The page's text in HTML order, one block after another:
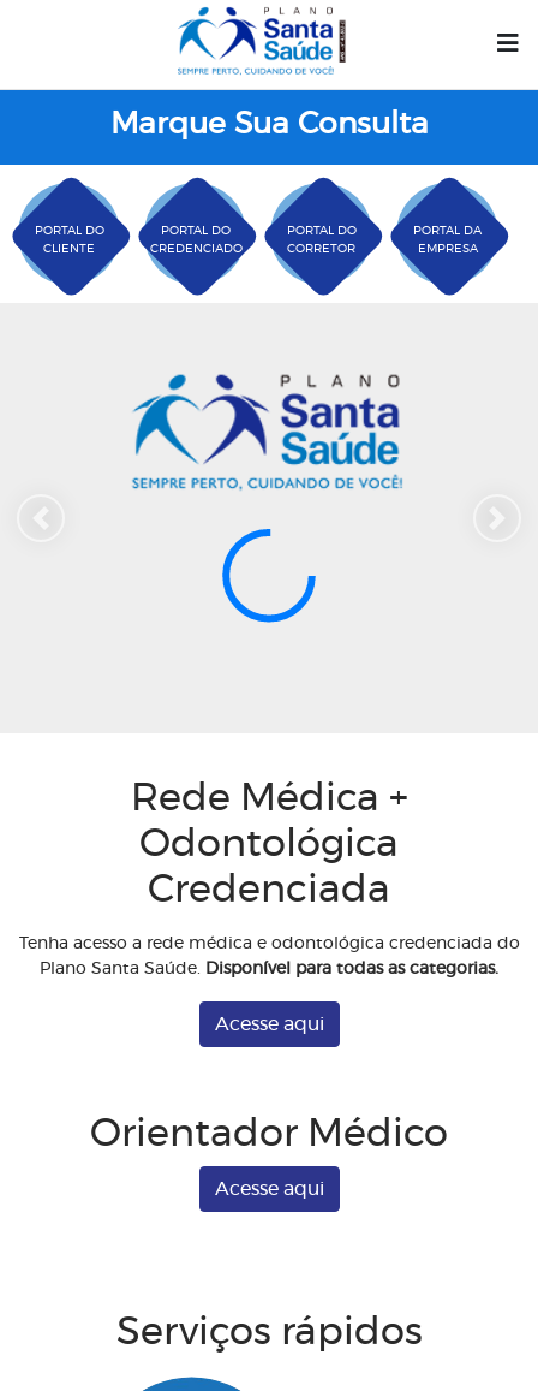
Marque Sua Consulta
PORTAL DO
CLIENTE
PORTAL DO
CREDENCIADO
PORTAL DO
CORRETOR
PORTAL DA
EMPRESA
Rede Médica +
Odontológica
Credenciada
Tenha acesso a rede médica e odontológica credenciada do
Plano Santa Saúde. Disponível para todas as categorias.
Acesse aqui
Orientador Médico
Acesse aqui
Serviços rápidos